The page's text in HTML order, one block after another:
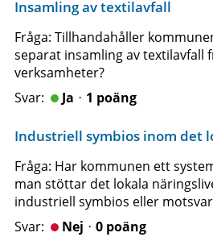
Insamling av textilavfall
Fråga: Tillhandahåller
separat insamling av textilavfall
verksamheter?
Jaᆞ1 poäng
Industriell symbios inom det
Fråga: Har kommunen ett
man stöttar det lokala
industriell symbios eller
Nejᆞ0 poäng